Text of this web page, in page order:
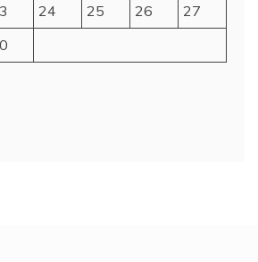
24 25 26
27